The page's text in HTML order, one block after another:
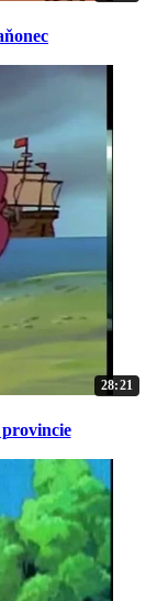
28:21
provincie